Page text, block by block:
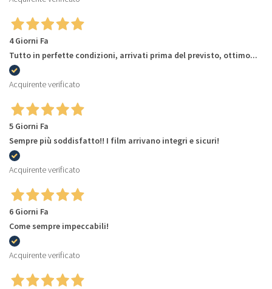
4 Giorni Fa
Tutto in perfette condizioni, arrivati prima del previsto, ottimo...
Acquirente verificato
5 Giorni Fa
Sempre più soddisfatto!! I film arrivano integri e sicuri!
Acquirente verificato
6 Giorni Fa
Come sempre impeccabili!
Acquirente verificato